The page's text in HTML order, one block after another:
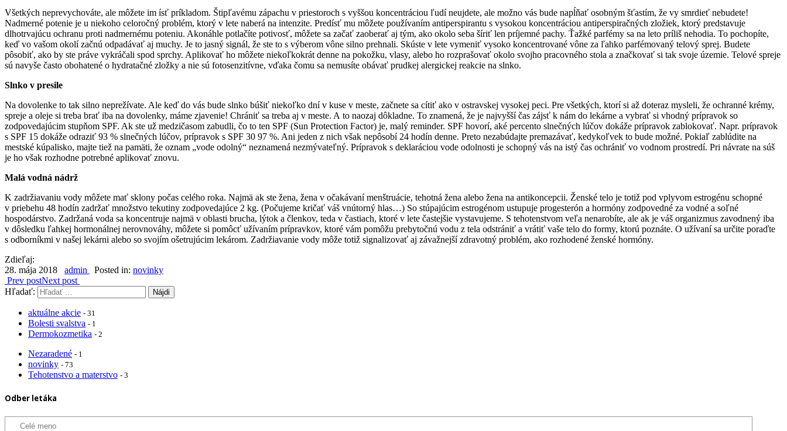
Všetkých neprevychováte, ale môžete im ísť príkladom. Štipľavému zápachu v priestoroch s vyššou koncentráciou ľudí neujdete, ale možno vás bude napĺňať osobným šťastím, že vy smrdieť nebudete!
Nadmerné potenie je u niekoho celoročný problém, ktorý v lete naberá na intenzite. Predísť mu môžete používaním antiperspirantu s vysokou koncentráciou antiperspiračných zložiek, ktorý predstavuje
dlhotrvajúcu ochranu proti nadmernému poteniu. Akonáhle potlačíte potivosť, môžete sa začať zaoberať aj tým, ako okolo seba šíriť len príjemné pachy. Ťažké parfémy sa na leto príliš nehodia. To pochopíte,
keď vo vašom okolí začnú odpadávať aj muchy. Je to jasný signál, že ste to s výberom vône silno prehnali. Skúste v lete vymeniť vysoko koncentrované vône za ľahko parfémovaný telový sprej. Budete
pôsobiť, ako by ste práve vykráčali spod sprchy. Aplikovať ho môžete niekoľkokrát denne na pokožku, vlasy, alebo ho rozprašovať okolo svojho pracovného stola a značkovať si tak svoje územie. Telové spreje
sú navyše často obohatené o hydratačné zložky a nie sú fotosenzitívne, vďaka čomu sa nemusíte obávať prudkej alergickej reakcie na slnko.
Slnko v presile
Na dovolenke to tak silno neprežívate. Ale keď do vás bude slnko búšiť niekoľko dní v kuse v meste, začnete sa cítiť ako v ostravskej vysokej peci. Pre všetkých, ktorí si až doteraz mysleli, že ochranné krémy,
spreje a oleje si treba brať iba na dovolenky, máme zjavenie! Chrániť sa treba aj v meste. A to naozaj dôkladne. To znamená, že je najvyšší čas zájsť k nám do lekárne a vybrať si vhodný prípravok so
zodpovedajúcim stupňom SPF. Ak ste už medzičasom zabudli, čo to ten SPF (Sun Protection Factor) je, malý reminder. SPF hovorí, aké percento slnečných lúčov dokáže prípravok zablokovať. Napr. prípravok
s SPF 15 dokáže odraziť 93 % slnečných lúčov, prípravok s SPF 30 97 %. Ani jeden z nich však nepôsobí 24 hodín denne. Preto nezabúdajte premazávať, kedykoľvek to bude možné. Pokiaľ zablúdite na
mestské kúpalisko, majte tiež na pamäti, že oznam „vode odolný“ neznamená nezmývateľný. Prípravok s deklaráciou vode odolnosti je schopný vás na istý čas ochrániť vo vodnom prostredí. Pri návrate na súš
je ho však rozhodne potrebné aplikovať znovu.
Malá vodná nádrž
K zadržiavaniu vody môžete mať sklony počas celého roka. Najmä ak ste žena, žena v očakávaní menštruácie, tehotná žena alebo žena na antikoncepcii. Ženské telo je totiž pod vplyvom estrogénu schopné
v priebehu 48 hodín zadržať množstvo tekutiny zodpovedajúce 2 kg. (Počujeme kričať váš vnútorný hlas…) So stúpajúcim estrogénom ustupuje progesterón a hormóny zodpovedné za vodné a soľné
hospodárstvo. Zadržaná voda sa koncentruje najmä v oblasti brucha, lýtok a členkov, teda v častiach, ktoré v lete častejšie vystavujeme. S tehotenstvom veľa nenarobíte, ale ak je váš organizmus zavodnený iba
v dôsledku ľahkej hormonálnej nerovnováhy, môžete si pomôcť užívaním prípravkov, ktoré vám pomôžu prebytočnú vodu z tela odstrániť a vrátiť vaše telo do formy, ktorú poznáte. O užívaní sa určite poraďte
s odborníkmi v našej lekárni alebo so svojím ošetrujúcim lekárom. Zadržiavanie vody môže totiž signalizovať aj závažnejší zdravotný problém, ako rozhodené ženské hormóny.
Zdieľaj:
28. mája 2018
admin Posted in: novinky
Prev postNext post
Hľadať:
aktuálne akcie - 31
Bolesti svalstva - 1
Dermokozmetika - 2
Nezaradené - 1
novinky - 73
Tehotenstvo a materstvo - 3
Odber letáka